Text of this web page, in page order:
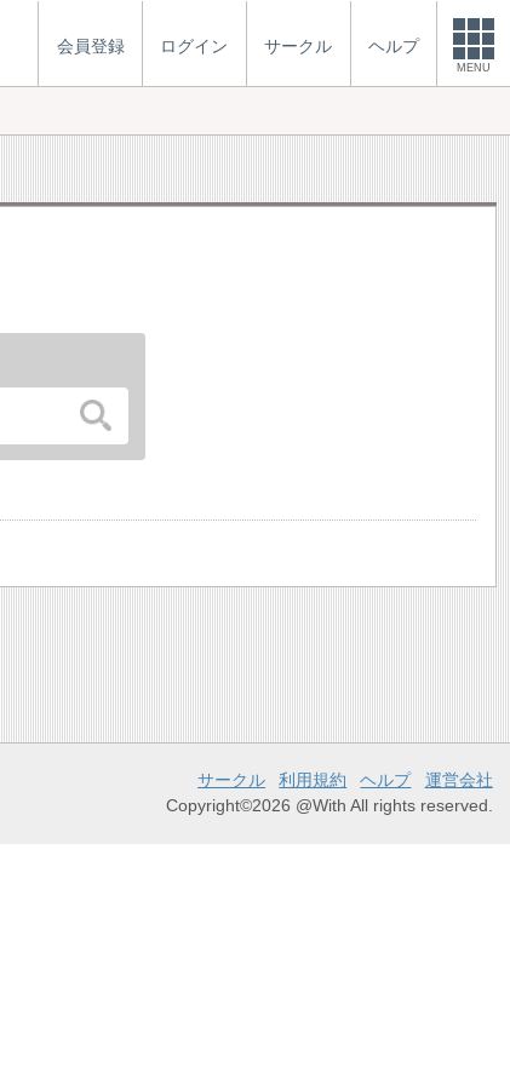
会員登録 ログイン サークル ヘルプ
MENU
サークル 利用規約 ヘルプ
運営会社
Copyright©2026 @With All rights reserved.